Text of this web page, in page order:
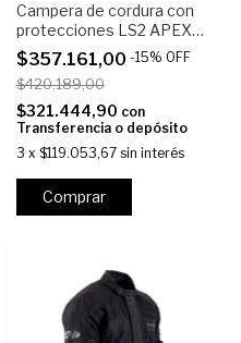
Campera de cordura con
protecciones LS2 APEX
MUJER
$357.161,00 -15% OFF
$420.189,00
$321.444,90 con
Transferencia o depósito
3 x $119.053,67 sin interés
Comprar